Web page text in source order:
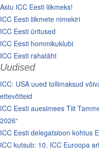
Astu ICC Eesti liikmeks!
ICC Eesti liikmete nimekiri
ICC Eesti üritused
ICC Eesti hommikuklubi
ICC Eesti rahatäht
Uudised
ICC: USA uued tollimaksud
ettevõtteid
ICC Eesti auesimees Tiit
2026“
ICC Eesti delegatsioon kohtus
ICC kutsub: 10. ICC Euroopa